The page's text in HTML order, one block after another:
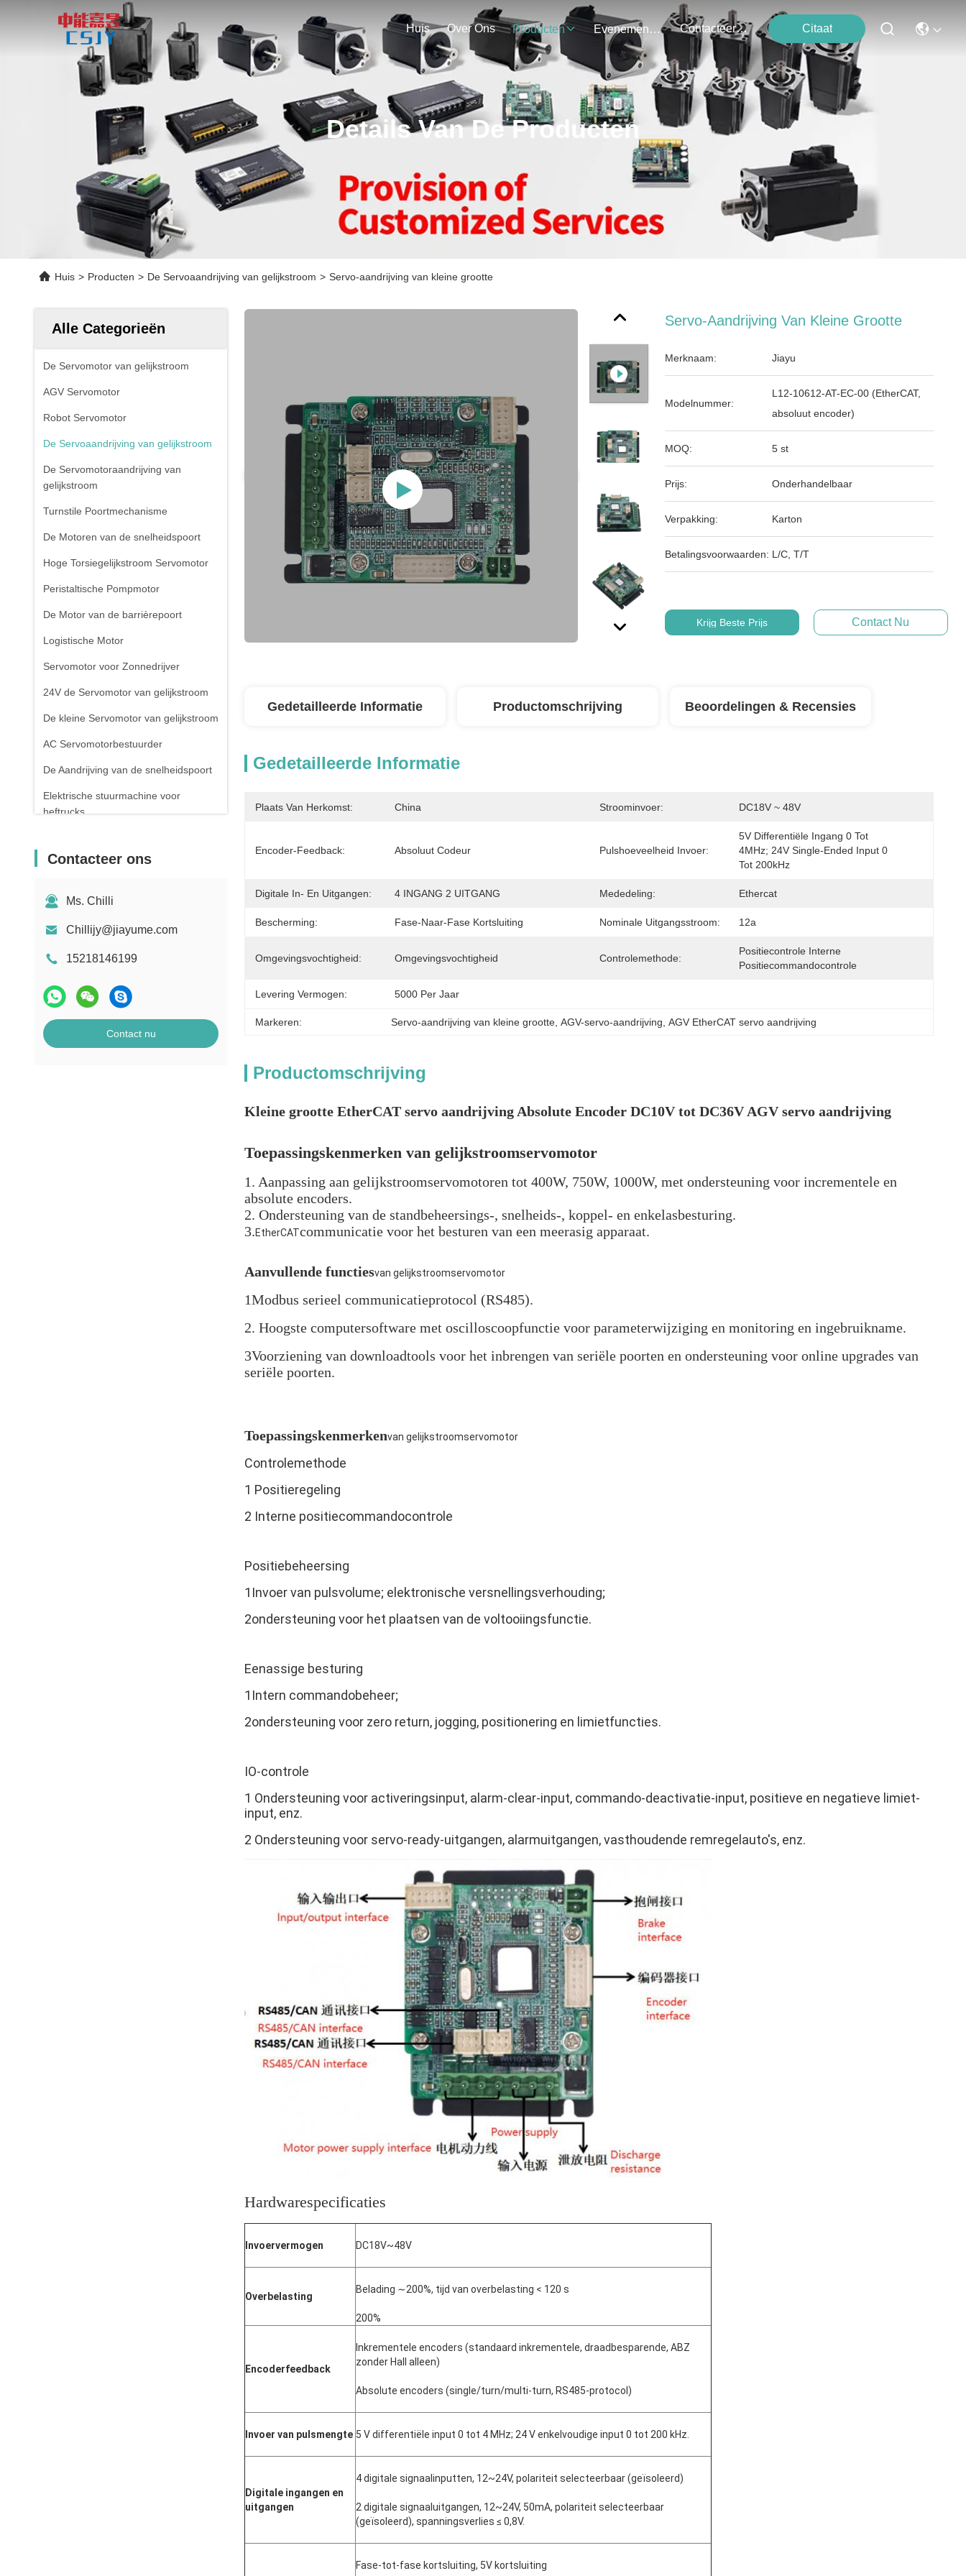
Huis Over Ons Producten Evenementen Contacteer Ons Citaat
Details Van De Producten
Huis > Producten > De Servoaandrijving van gelijkstroom > Servo-aandrijving van kleine grootte
Alle Categorieën
De Servomotor van gelijkstroom
AGV Servomotor
Robot Servomotor
De Servoaandrijving van gelijkstroom
De Servomotoraandrijving van
gelijkstroom
Turnstile Poortmechanisme
De Motoren van de snelheidspoort
Hoge Torsiegelijkstroom Servomotor
Peristaltische Pompmotor
De Motor van de barrièrepoort
Logistische Motor
Servomotor voor Zonnedrijver
24V de Servomotor van gelijkstroom
De kleine Servomotor van gelijkstroom
AC Servomotorbestuurder
De Aandrijving van de snelheidspoort
Elektrische stuurmachine voor
heftrucks
vorkheftruckaandrijving
Contacteer ons
Ms. Chilli
Chillijy@jiayume.com
15218146199
Contact nu
Servo-Aandrijving Van Kleine Grootte
Merknaam: Jiayu
Modelnummer:
L12-10612-AT-EC-00 (EtherCAT,
absoluut encoder)
MOQ: 5 st
Prijs: Onderhandelbaar
Verpakking: Karton
Betalingsvoorwaarden: L/C, T/T
Krijg Beste Prijs Contact Nu
Gedetailleerde Informatie Productomschrijving Beoordelingen & Recensies
Gedetailleerde Informatie
Plaats Van Herkomst: China Stroominvoer: DC18V ~ 48V
Encoder-Feedback: Absoluut Codeur Pulshoeveelheid Invoer:
5V Differentiële Ingang 0 Tot
4MHz; 24V Single-Ended Input 0
Tot 200kHz
Digitale In- En Uitgangen: 4 INGANG 2 UITGANG Mededeling: Ethercat
Bescherming: Fase-Naar-Fase Kortsluiting Nominale Uitgangsstroom: 12a
Omgevingsvochtigheid: Omgevingsvochtigheid Controlemethode:
Positiecontrole Interne
Positiecommandocontrole
Levering Vermogen: 5000 Per Jaar
Markeren: Servo-aandrijving van kleine grootte, AGV-servo-aandrijving AGV EtherCAT servo aandrijving
Productomschrijving
Kleine grootte EtherCAT servo aandrijving Absolute Encoder DC10V tot DC36V AGV servo aandrijving
Toepassingskenmerken van gelijkstroomservomotor
1. Aanpassing aan gelijkstroomservomotoren tot 400W, 750W, 1000W, met ondersteuning voor incrementele en
absolute encoders.
2. Ondersteuning van de standbeheersings-, snelheids-, koppel- en enkelasbesturing.
3.EtherCATcommunicatie voor het besturen van een meerasig apparaat.
Aanvullende functiesvan gelijkstroomservomotor
1Modbus serieel communicatieprotocol (RS485).
2. Hoogste computersoftware met oscilloscoopfunctie voor parameterwijziging en monitoring en ingebruikname.
3Voorziening van downloadtools voor het inbrengen van seriële poorten en ondersteuning voor online upgrades van
seriële poorten.
Toepassingskenmerkenvan gelijkstroomservomotor
Controlemethode
1 Positieregeling
2 Interne positiecommandocontrole
Positiebeheersing
1Invoer van pulsvolume; elektronische versnellingsverhouding;
2ondersteuning voor het plaatsen van de voltooiingsfunctie.
Eenassige besturing
1Intern commandobeheer;
2ondersteuning voor zero return, jogging, positionering en limietfuncties.
IO-controle
1 Ondersteuning voor activeringsinput, alarm-clear-input, commando-deactivatie-input, positieve en negatieve limiet-
input, enz.
2 Ondersteuning voor servo-ready-uitgangen, alarmuitgangen, vasthoudende remregelauto's, enz.
Hardwarespecificaties
Invoervermogen DC18V~48V
Overbelasting
Belading ∼200%, tijd van overbelasting < 120 s
200%
Encoderfeedback
Inkrementele encoders (standaard inkrementele, draadbesparende, ABZ
zonder Hall alleen)
Absolute encoders (single/turn/multi-turn, RS485-protocol)
Invoer van pulsmengte 5 V differentiële input 0 tot 4 MHz; 24 V enkelvoudige input 0 tot 200 kHz.
Digitale ingangen en
uitgangen
4 digitale signaalinputten, 12~24V, polariteit selecteerbaar (geïsoleerd)
2 digitale signaaluitgangen, 12~24V, 50mA, polariteit selecteerbaar
(geïsoleerd), spanningsverlies ≤ 0,8V.
Fase-tot-fase kortsluiting, 5V kortsluiting